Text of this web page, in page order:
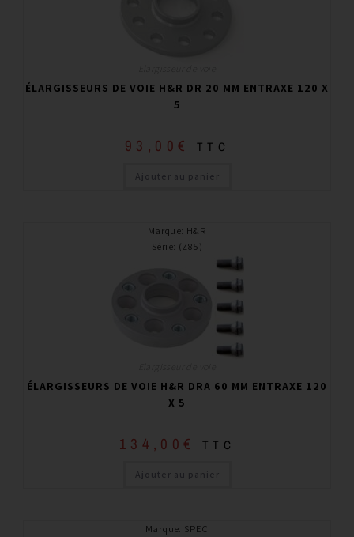
ÉLARGISSEURS DE VOIE H&R DR 20 MM ENTRAXE 120 X
5
93,00 € TTC
Ajouter au panier
Marque: H&R
Série: (Z85)
ÉLARGISSEURS DE VOIE H&R DRA 60 MM ENTRAXE 120
X 5
134,00 € TTC
Ajouter au panier
Marque: SPEC